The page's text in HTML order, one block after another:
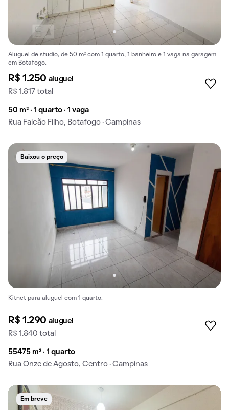
Aluguel de studio, de 50 m² com 1 quarto, 1 banheiro e 1 vaga na garagem
em Botafogo.
R$ 1.250 aluguel
R$ 1.817 total
50 m² · 1 quarto · 1 vaga
Rua Falcão Filho, Botafogo · Campinas
Baixou o preço
Kitnet para aluguel com 1 quarto.
R$ 1.290 aluguel
R$ 1.840 total
55475 m² · 1 quarto
Rua Onze de Agosto, Centro · Campinas
Em breve